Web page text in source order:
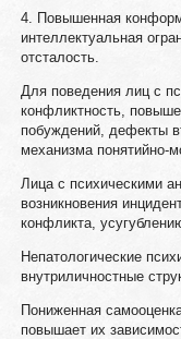
4. Повышенная
интеллектуальная
отсталость.
Для поведения лиц с
конфликтность,
побуждений, дефекты
механизма понятийно-
Лица с психическими
возникновения
конфликта,
Непатологические
внутриличностные
Пониженная
повышает их